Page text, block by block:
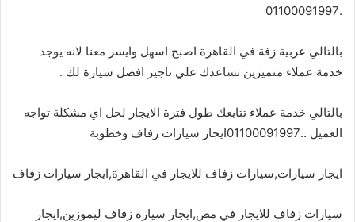
.01100091997
بالتالي عربية زفة في القاهرة اصبح اسهل وايسر معنا لانه يوجد
خدمة عملاء متميزين تساعدك علي تاجير افضل سيارة لك .
بالتالي خدمة عملاء تتابعك طول فترة الايجار لحل اي مشكلة تواجه
العميل ..01100091997ايجار سيارات زفاف وخطوبة
ايجار سيارات,سيارات زفاف للايجار في القاهرة,ايجار سيارات زفاف
سيارات زفاف للايجار في مص,ايجار سيارة زفاف ليموزين,ايجار